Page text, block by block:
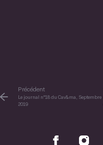
Précédent
Le journal n°18 du Cav&ma, Septembre
2019